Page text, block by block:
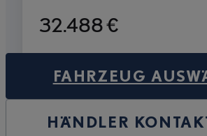
32.488 €
FAHRZEUG
HÄNDLER